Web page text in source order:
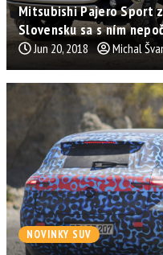
Mitsubishi Pajero Sport
Slovensku sa s ním
Jun 20, 2018 Michal
NOVINKY SUV